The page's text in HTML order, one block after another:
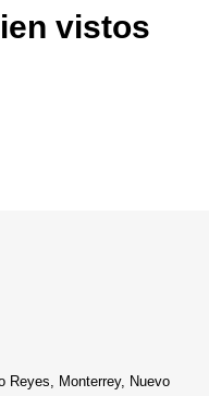
vistos
Reyes, Monterrey, Nuevo